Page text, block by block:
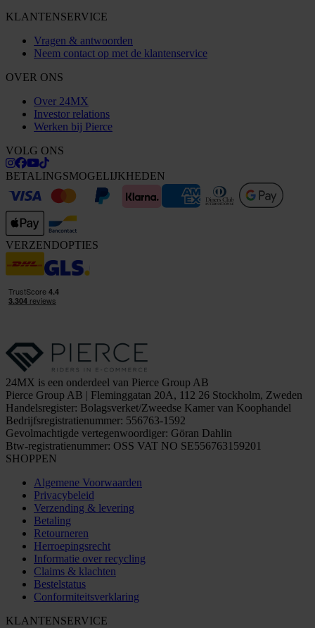
KLANTENSERVICE
Vragen & antwoorden
Neem contact op met de klantenservice
OVER ONS
Over 24MX
Investor relations
Werken bij Pierce
VOLG ONS
BETALINGSMOGELIJKHEDEN
VERZENDOPTIES
24MX is een onderdeel van Pierce Group AB
Pierce Group AB | Fleminggatan 20A, 112 26 Stockholm, Zweden
Handelsregister: Bolagsverket/Zweedse Kamer van Koophandel
Bedrijfsregistratienummer: 556763-1592
Gevolmachtigde vertegenwoordiger: Göran Dahlin
Btw-registratienummer: OSS VAT NO SE556763159201
SHOPPEN
Algemene Voorwaarden
Privacybeleid
Verzending & levering
Betaling
Retourneren
Herroepingsrecht
Informatie over recycling
Claims & klachten
Bestelstatus
Conformiteitsverklaring
KLANTENSERVICE